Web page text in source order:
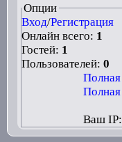
Опции
Вход/Регистрация
Онлайн всего: 1
Гостей: 1
Пользователей: 0
Полная
Полная
Ваш